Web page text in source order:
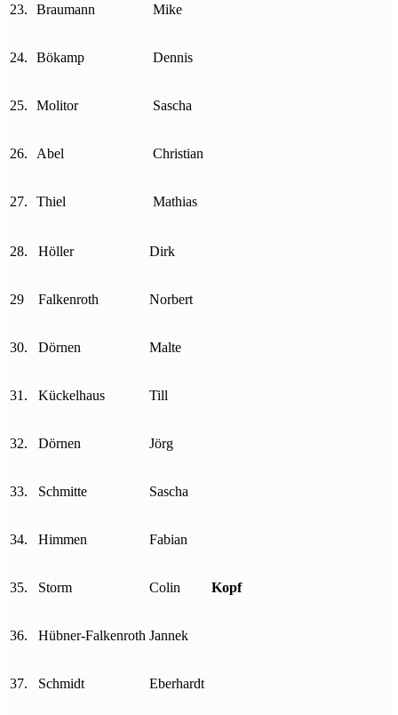
23. Braumann Mike
24. Bökamp Dennis
25. Molitor Sascha
26. Abel Christian
27. Thiel Mathias
28. Höller Dirk
29 Falkenroth Norbert
30. Dörnen Malte
31. Kückelhaus Till
32. Dörnen Jörg
33. Schmitte Sascha
34. Himmen Fabian
35. Storm Colin Kopf
36. Hübner-Falkenroth Jannek
37. Schmidt Eberhardt